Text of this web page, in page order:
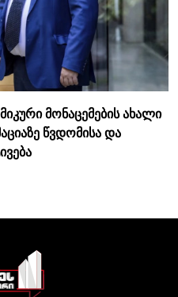
მონაცემების ახალი
წვდომისა და